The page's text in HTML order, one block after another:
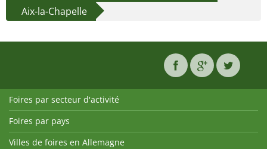
Aix-la-Chapelle
Foires par secteur d'activité
Foires par pays
Villes de foires en Allemagne